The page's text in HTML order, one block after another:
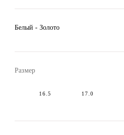
Белый - Золото
Размер
16.5 17.0